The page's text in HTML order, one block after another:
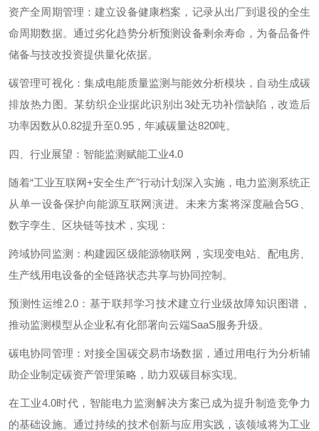
资产全周期管理：建立设备健康档案，记录从出厂到退役的全生
命周期数据。通过劣化趋势分析预测设备剩余寿命，为备品备件
储备与技改投资提供量化依据。
碳管理可视化：集成电能质量监测与能效分析模块，自动生成碳
排放热力图。某纺织企业据此识别出3处无功补偿缺陷，改造后
功率因数从0.82提升至0.95 ，年减碳量达820吨。
四、行业展望：智能监测赋能工业4.0
随着“工业互联网+安全生产"行动计划深入实施，电力监测系统正
从单一设备保护向能源互联网演进。未来方案将深度融合5G
数字孪生、区块链等技术，实现：
跨域协同监测：构建园区级能源物联网，实现变电站、配电房、
生产线用电设备的全链路状态共享与协同控制。
预测性运维2.0：基于联邦学习技术建立行业级故障知识图谱，
推动监测模型从企业私有化部署向云端SaaS服务升级。
碳电协同管理：对接全国碳交易市场数据，通过用电行为分析辅
助企业制定碳资产管理策略，助力双碳目标实现。
在工业4.0时代，智能电力监测解决方案已成为提升制造竞争力
的基础设施。通过持续的技术创新与应用实践，该领域将为工业